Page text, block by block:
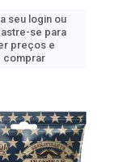
seu login ou
se para
preços e
comprar